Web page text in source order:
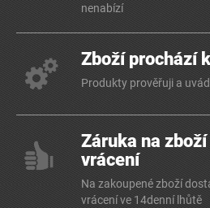
nenabízí
Zboží prochází
Produkty prověřuji a
Záruka na
vrácení
Na zakoupené zboží
vrácení ve 14denní lhůtě